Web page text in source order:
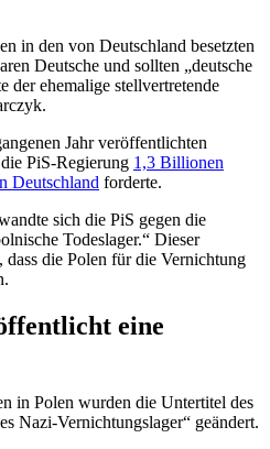
in den von Deutschland besetzten
Deutsche und sollten „deutsche
der ehemalige stellvertretende
Jahr veröffentlichten
PiS-Regierung 1,3 Billionen
Deutschland forderte.
sich die PiS gegen die
Todeslager.“ Dieser
die Polen für die Vernichtung
eine
in Polen wurden die Untertitel des
Nazi-Vernichtungslager“ geändert.